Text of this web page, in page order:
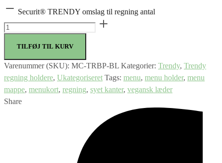
Securit® TRENDY omslag til regning antal
TILFØJ TIL KURV
Varenummer (SKU): MC-TRBP-BL Kategorier: Trendy, Trendy
regning holdere, Ukategoriseret Tags: menu, menu holder, menu
mappe, menukort, regning, syet kanter, vegansk læder
Share